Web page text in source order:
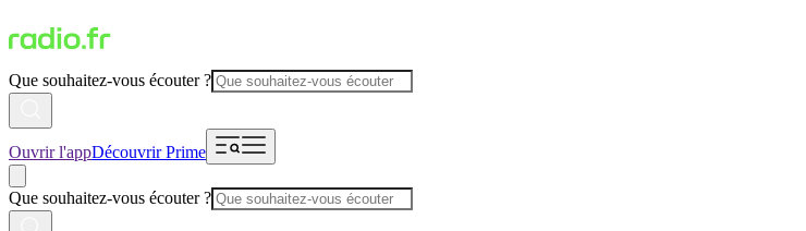
Que souhaitez-vous écouter ?
Ouvrir l'appDécouvrir Prime
Que souhaitez-vous écouter ?